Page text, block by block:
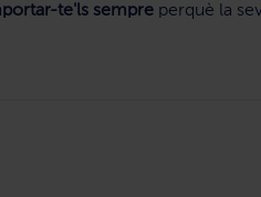
te'ls sempreperquè la